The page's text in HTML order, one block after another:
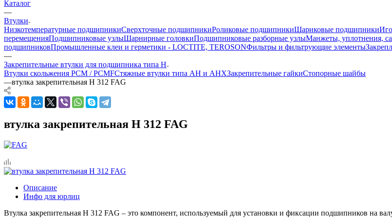
Каталог
—
Втулки
Низкотемпературные подшипникиСверхточные подшипникиРоликовые подшипникиШариковые подшипники
перемещенияПодшипниковые узлыШарнирные головкиПодшипниковые разборные узлыМанжеты, уплотнения,
подшипниковПромышленные клеи и герметики - LOCTITE, TEROSONФильтры и фильтрующие элементы
—
Закрепительные втулки для подшипника типа H
Втулки скольжения PCM / PCMFСтяжные втулки типа AH и AHXЗакрепительные гайкиСтопорные шайбы
—втулка закрепительная H 312 FAG
втулка закрепительная H 312 FAG
Описание
Инфо для юрлиц
Втулка закрепительная H 312 FAG – это компонент, используемый для установки и фиксации подшипников на